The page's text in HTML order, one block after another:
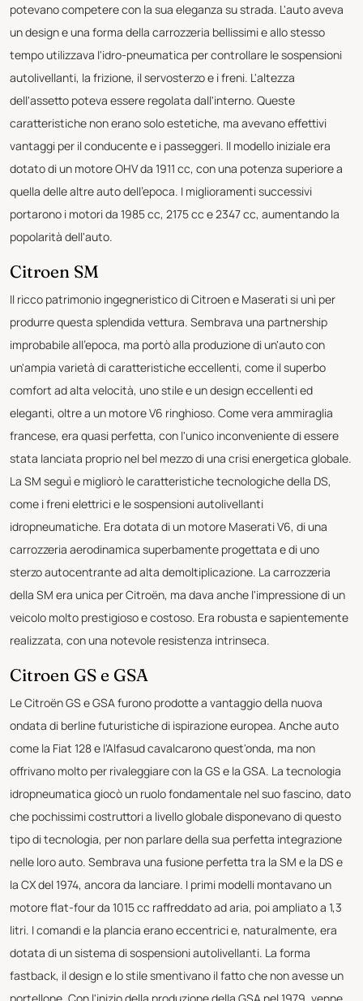
potevano competere con la sua eleganza su strada. L'auto aveva
un design e una forma della carrozzeria bellissimi e allo stesso
tempo utilizzava l'idro-pneumatica per controllare le sospensioni
autolivellanti, la frizione, il servosterzo e i freni. L'altezza
dell'assetto poteva essere regolata dall'interno. Queste
caratteristiche non erano solo estetiche, ma avevano effettivi
vantaggi per il conducente e i passeggeri. Il modello iniziale era
dotato di un motore OHV da 1911 cc, con una potenza superiore a
quella delle altre auto dell'epoca. I miglioramenti successivi
portarono i motori da 1985 cc, 2175 cc e 2347 cc, aumentando la
popolarità dell'auto.
Citroen SM
Il ricco patrimonio ingegneristico di Citroen e Maserati si unì per
produrre questa splendida vettura. Sembrava una partnership
improbabile all'epoca, ma portò alla produzione di un'auto con
un'ampia varietà di caratteristiche eccellenti, come il superbo
comfort ad alta velocità, uno stile e un design eccellenti ed
eleganti, oltre a un motore V6 ringhioso. Come vera ammiraglia
francese, era quasi perfetta, con l'unico inconveniente di essere
stata lanciata proprio nel bel mezzo di una crisi energetica globale.
La SM seguì e migliorò le caratteristiche tecnologiche della DS,
come i freni elettrici e le sospensioni autolivellanti
idropneumatiche. Era dotata di un motore Maserati V6, di una
carrozzeria aerodinamica superbamente progettata e di uno
sterzo autocentrante ad alta demoltiplicazione. La carrozzeria
della SM era unica per Citroën, ma dava anche l'impressione di un
veicolo molto prestigioso e costoso. Era robusta e sapientemente
realizzata, con una notevole resistenza intrinseca.
Citroen GS e GSA
Le Citroën GS e GSA furono prodotte a vantaggio della nuova
ondata di berline futuristiche di ispirazione europea. Anche auto
come la Fiat 128 e l'Alfasud cavalcarono quest'onda, ma non
offrivano molto per rivaleggiare con la GS e la GSA. La tecnologia
idropneumatica giocò un ruolo fondamentale nel suo fascino, dato
che pochissimi costruttori a livello globale disponevano di questo
tipo di tecnologia, per non parlare della sua perfetta integrazione
nelle loro auto. Sembrava una fusione perfetta tra la SM e la DS e
la CX del 1974, ancora da lanciare. I primi modelli montavano un
motore flat-four da 1015 cc raffreddato ad aria, poi ampliato a 1,3
litri. I comandi e la plancia erano eccentrici e, naturalmente, era
dotata di un sistema di sospensioni autolivellanti. La forma
fastback, il design e lo stile smentivano il fatto che non avesse un
portellone. Con l'inizio della produzione della GSA nel 1979, venne